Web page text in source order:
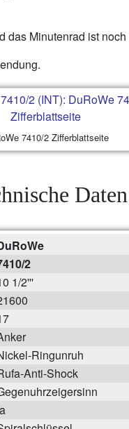
das Minutenrad ist
7410/2 Zifferblattseite
Daten
2
1/2'''
Ringunruh
Anti-Shock